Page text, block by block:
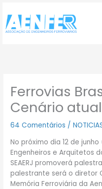
para
conteúdo
Ferrovias
Cenário atual
64 Comentários /
No próximo dia 12 de
Engenheiros e Arquitetos
SEAERJ promoverá
palestrante será o diretor
Memória Ferroviária da